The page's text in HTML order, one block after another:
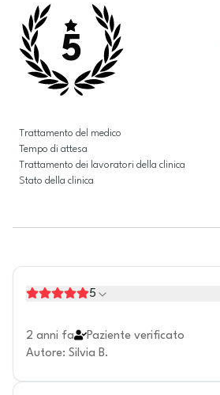
5
Trattamento del medico
Tempo di attesa
Trattamento dei lavoratori della clinica
Stato della clinica
5
2 anni fa
Paziente verificato
Autore: Silvia B.